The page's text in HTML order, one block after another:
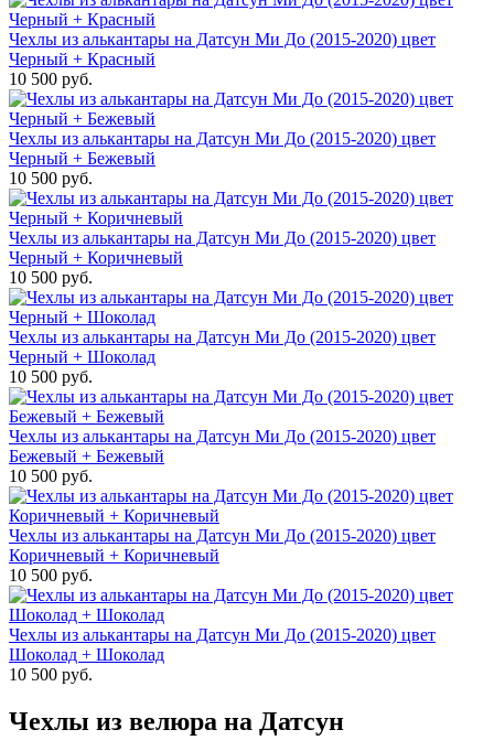
Чехлы из алькантары на Датсун Ми До (2015-2020) цвет
Черный + Красный
10 500 руб.
Чехлы из алькантары на Датсун Ми До (2015-2020) цвет
Черный + Бежевый
10 500 руб.
Чехлы из алькантары на Датсун Ми До (2015-2020) цвет
Черный + Коричневый
10 500 руб.
Чехлы из алькантары на Датсун Ми До (2015-2020) цвет
Черный + Шоколад
10 500 руб.
Чехлы из алькантары на Датсун Ми До (2015-2020) цвет
Бежевый + Бежевый
10 500 руб.
Чехлы из алькантары на Датсун Ми До (2015-2020) цвет
Коричневый + Коричневый
10 500 руб.
Чехлы из алькантары на Датсун Ми До (2015-2020) цвет
Шоколад + Шоколад
10 500 руб.
Чехлы из велюра на Датсун